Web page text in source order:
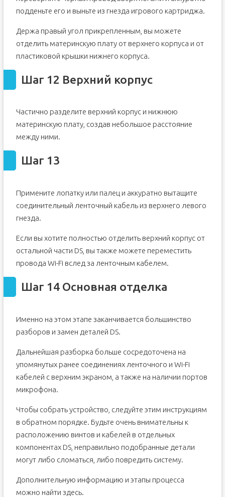
подденьте его и выньте из гнезда игрового картриджа.
Держа правый угол прикрепленным, вы можете
отделить материнскую плату от верхнего корпуса и от
пластиковой крышки нижнего корпуса.
Шаг 12 Верхний корпус
Частично разделите верхний корпус и нижнюю
материнскую плату, создав небольшое расстояние
между ними.
Шаг 13
Примените лопатку или палец и аккуратно вытащите
соединительный ленточный кабель из верхнего левого
гнезда.
Если вы хотите полностью отделить верхний корпус от
остальной части DS, вы также можете переместить
провода Wi-Fi вслед за ленточным кабелем.
Шаг 14 Основная отделка
Именно на этом этапе заканчивается большинство
разборов и замен деталей DS.
Дальнейшая разборка больше сосредоточена на
упомянутых ранее соединениях ленточного и Wi-Fi
кабелей с верхним экраном, а также на наличии портов
микрофона.
Чтобы собрать устройство, следуйте этим инструкциям
в обратном порядке. Будьте очень внимательны к
расположению винтов и кабелей в отдельных
компонентах DS, неправильно подобранные детали
могут либо сломаться, либо повредить систему.
Дополнительную информацию и этапы процесса
можно найти здесь.